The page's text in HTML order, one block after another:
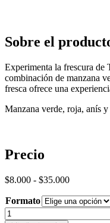
Sobre el
Experimenta la frescura
combinación de manzana
fresca ofrece una
Manzana verde, roja, anís y
Precio
$8.000 - $35.000Rango
precios:
desde
Formato
Al-